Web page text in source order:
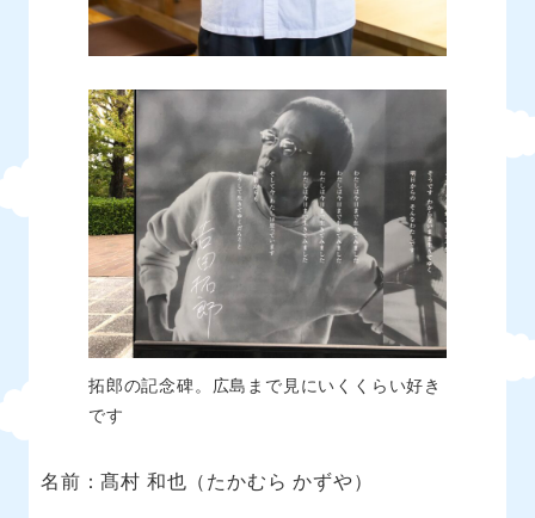
拓郎の記念碑。広島まで見にいくくらい好き
です
名前：髙村 和也（たかむら かずや）